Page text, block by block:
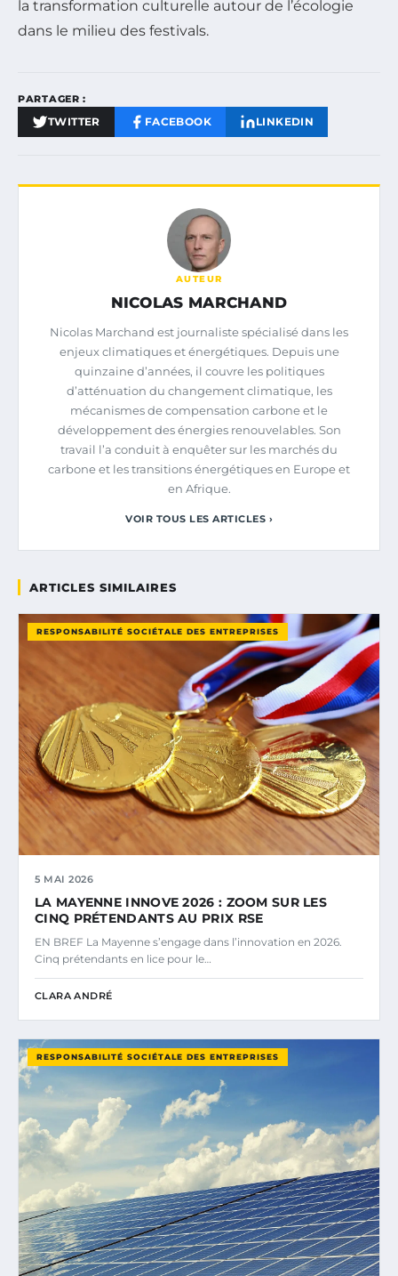
la transformation culturelle autour de l’écologie
dans le milieu des festivals.
PARTAGER :
TWITTER FACEBOOK LINKEDIN
AUTEUR
NICOLAS MARCHAND
Nicolas Marchand est journaliste spécialisé dans les
enjeux climatiques et énergétiques. Depuis une
quinzaine d’années, il couvre les politiques
d’atténuation du changement climatique, les
mécanismes de compensation carbone et le
développement des énergies renouvelables. Son
travail l’a conduit à enquêter sur les marchés du
carbone et les transitions énergétiques en Europe et
en Afrique.
VOIR TOUS LES ARTICLES ›
ARTICLES SIMILAIRES
RESPONSABILITÉ SOCIÉTALE DES ENTREPRISES
5 MAI 2026
LA MAYENNE INNOVE 2026 : ZOOM SUR LES
CINQ PRÉTENDANTS AU PRIX RSE
EN BREF La Mayenne s’engage dans l’innovation en 2026.
Cinq prétendants en lice pour le…
CLARA ANDRÉ
RESPONSABILITÉ SOCIÉTALE DES ENTREPRISES